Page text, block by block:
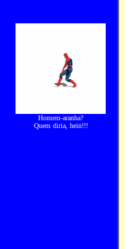
Homem-aranha?
Quem diria, hein!!!